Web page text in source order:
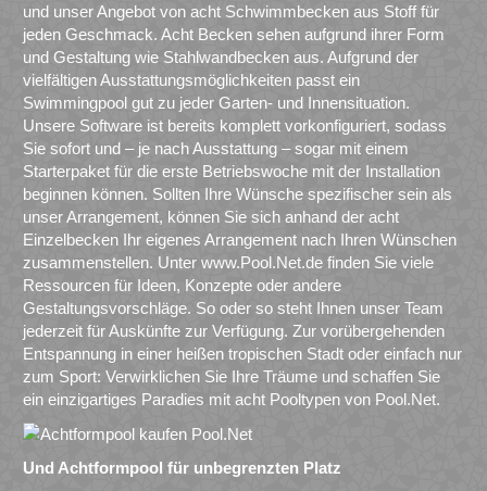
und unser Angebot von acht Schwimmbecken aus Stoff für
jeden Geschmack. Acht Becken sehen aufgrund ihrer Form
und Gestaltung wie Stahlwandbecken aus. Aufgrund der
vielfältigen Ausstattungsmöglichkeiten passt ein
Swimmingpool gut zu jeder Garten- und Innensituation.
Unsere Software ist bereits komplett vorkonfiguriert, sodass
Sie sofort und – je nach Ausstattung – sogar mit einem
Starterpaket für die erste Betriebswoche mit der Installation
beginnen können. Sollten Ihre Wünsche spezifischer sein als
unser Arrangement, können Sie sich anhand der acht
Einzelbecken Ihr eigenes Arrangement nach Ihren Wünschen
zusammenstellen. Unter www.Pool.Net.de finden Sie viele
Ressourcen für Ideen, Konzepte oder andere
Gestaltungsvorschläge. So oder so steht Ihnen unser Team
jederzeit für Auskünfte zur Verfügung. Zur vorübergehenden
Entspannung in einer heißen tropischen Stadt oder einfach nur
zum Sport: Verwirklichen Sie Ihre Träume und schaffen Sie
ein einzigartiges Paradies mit acht Pooltypen von Pool.Net.
Und Achtformpool für unbegrenzten Platz